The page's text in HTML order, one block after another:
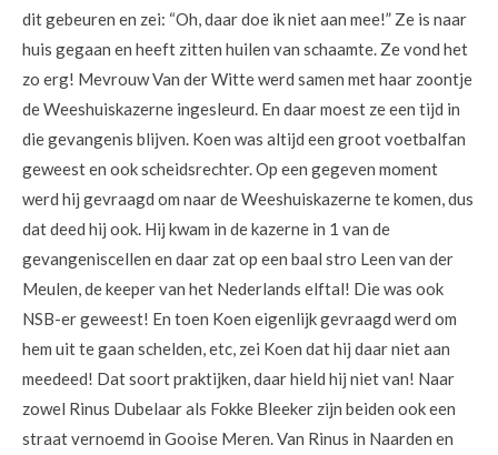
dit gebeuren en zei: “Oh, daar doe ik niet aan mee!” Ze is naar
huis gegaan en heeft zitten huilen van schaamte. Ze vond het
zo erg! Mevrouw Van der Witte werd samen met haar zoontje
de Weeshuiskazerne ingesleurd. En daar moest ze een tijd in
die gevangenis blijven. Koen was altijd een groot voetbalfan
geweest en ook scheidsrechter. Op een gegeven moment
werd hij gevraagd om naar de Weeshuiskazerne te komen, dus
dat deed hij ook. Hij kwam in de kazerne in 1 van de
gevangeniscellen en daar zat op een baal stro Leen van der
Meulen, de keeper van het Nederlands elftal! Die was ook
NSB-er geweest! En toen Koen eigenlijk gevraagd werd om
hem uit te gaan schelden, etc, zei Koen dat hij daar niet aan
meedeed! Dat soort praktijken, daar hield hij niet van! Naar
zowel Rinus Dubelaar als Fokke Bleeker zijn beiden ook een
straat vernoemd in Gooise Meren. Van Rinus in Naarden en